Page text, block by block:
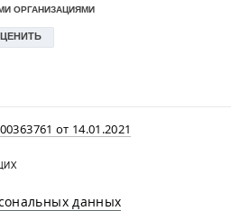
от 14.01.2021
данных